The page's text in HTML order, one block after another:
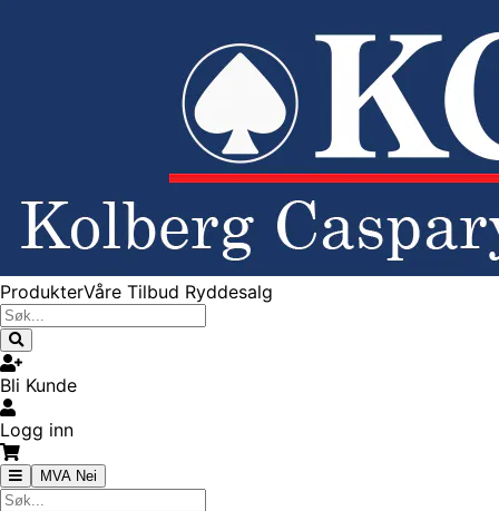
ProdukterVåre Tilbud Ryddesalg
Bli Kunde
Logg inn
MVA Nei